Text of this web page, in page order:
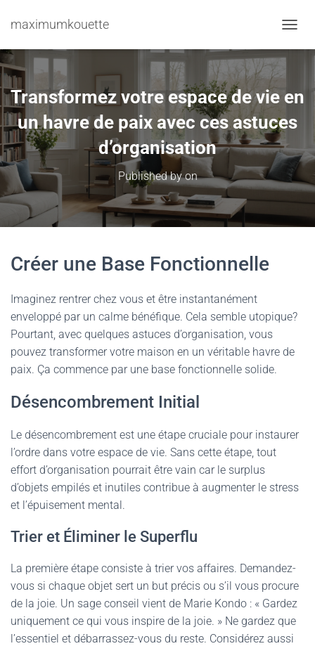
maximumkouette
Transformez votre espace de vie en
un havre de paix avec ces astuces
d’organisation
Published byon
Créer une Base Fonctionnelle
Imaginez rentrer chez vous et être instantanément
enveloppé par un calme bénéfique. Cela semble utopique?
Pourtant, avec quelques astuces d’organisation, vous
pouvez transformer votre maison en un véritable havre de
paix. Ça commence par une base fonctionnelle solide.
Désencombrement Initial
Le désencombrement est une étape cruciale pour instaurer
l’ordre dans votre espace de vie. Sans cette étape, tout
effort d’organisation pourrait être vain car le surplus
d’objets empilés et inutiles contribue à augmenter le stress
et l’épuisement mental.
Trier et Éliminer le Superflu
La première étape consiste à trier vos affaires. Demandez-
vous si chaque objet sert un but précis ou s’il vous procure
de la joie. Un sage conseil vient de Marie Kondo : « Gardez
uniquement ce qui vous inspire de la joie. » Ne gardez que
l’essentiel et débarrassez-vous du reste. Considérez aussi